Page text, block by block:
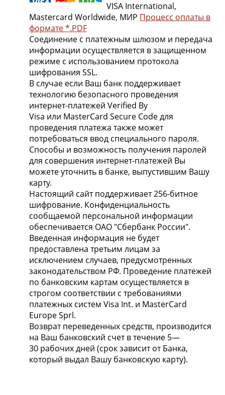
VISA International,
Mastercard Worldwide, МИР Процесс оплаты в
формате *.PDF
Соединение с платежным шлюзом и передача
информации осуществляется в защищенном
режиме с использованием протокола
шифрования SSL.
В случае если Ваш банк поддерживает
технологию безопасного проведения
интернет-платежей Verified By
Visa или MasterCard Secure Code для
проведения платежа также может
потребоваться ввод специального пароля.
Способы и возможность получения паролей
для совершения интернет-платежей Вы
можете уточнить в банке, выпустившим Вашу
карту.
Настоящий сайт поддерживает 256-битное
шифрование. Конфиденциальность
сообщаемой персональной информации
обеспечивается ОАО "Сбербанк России".
Введенная информация не будет
предоставлена третьим лицам за
исключением случаев, предусмотренных
законодательством РФ. Проведение платежей
по банковским картам осуществляется в
строгом соответствии с требованиями
платежных систем Visa Int. и MasterCard
Europe Sprl.
Возврат переведенных средств, производится
на Ваш банковский счет в течение 5—
30 рабочих дней (срок зависит от Банка,
который выдал Вашу банковскую карту).